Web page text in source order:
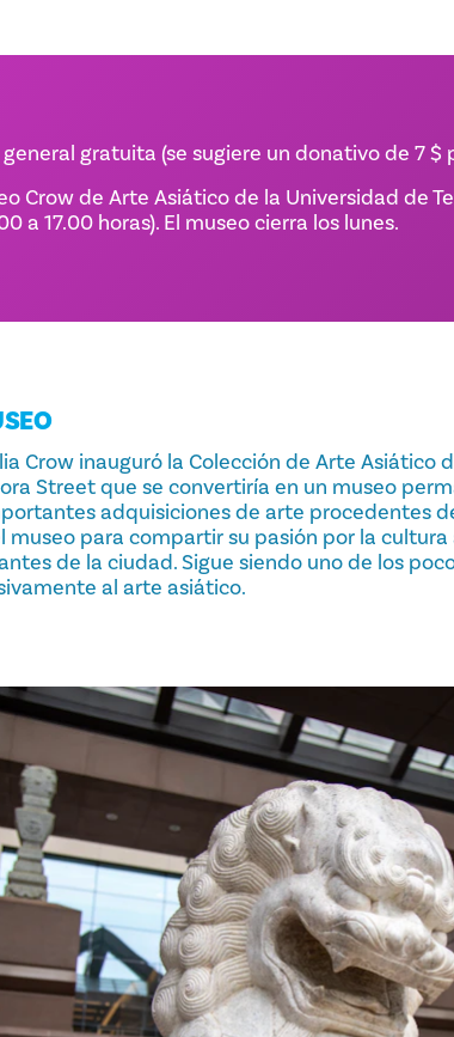
gratuita (se sugiere un donativo de 7
Crow de Arte Asiático de la Universidad de
a 17.00 horas). El museo cierra los lunes.
Crow inauguró la Colección de Arte Asiático
Street que se convertiría en un museo
adquisiciones de arte procedentes
museo para compartir su pasión por la
de la ciudad. Sigue siendo uno de los
al arte asiático.